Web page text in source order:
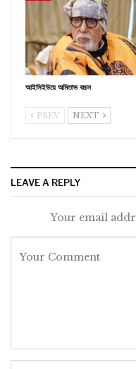
আইসিইউয়ে অমিতাভ বচ্চন
PREV NEXT
LEAVE A REPLY
Your email